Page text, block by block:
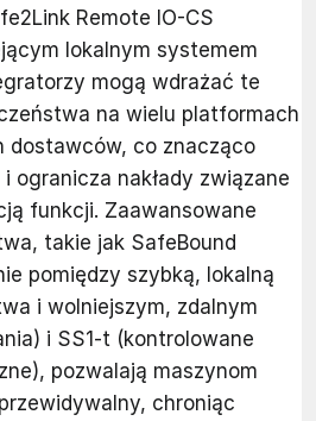
Remote IO-CS
lokalnym systemem
mogą wdrażać te
na wielu platformach
dostawców, co znacząco
ogranicza nakłady związane
funkcji. Zaawansowane
takie jak SafeBound
pomiędzy szybką, lokalną
i wolniejszym, zdalnym
i SS1-t (kontrolowane
pozwalają maszynom
chroniąc